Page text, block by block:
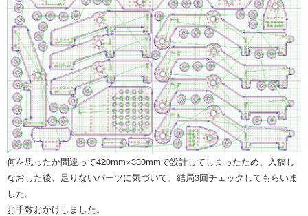
何を思ったか間違って420mm×330mmで設計してしまったため、入稿し
なおした後、足りないパーツに気づいて、結局3回チェックしてもらいま
した。
お手数おかけしました。